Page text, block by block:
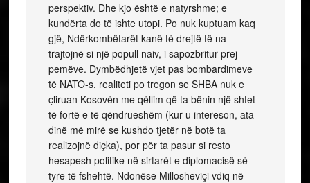
perspektiv. Dhe kjo është e natyrshme; e
kundërta do të ishte utopi. Po nuk kuptuam kaq
gjë, Ndërkombëtarët kanë të drejtë të na
trajtojnë si një popull naiv, i sapozbritur prej
pemëve. Dymbëdhjetë vjet pas bombardimeve
të NATO-s, realiteti po tregon se SHBA nuk e
çliruan Kosovën me qëllim që ta bënin një shtet
të fortë e të qëndrueshëm (kur u intereson, ata
dinë më mirë se kushdo tjetër në botë ta
realizojnë diçka), por për ta pasur si resto
hesapesh politike në sirtarët e diplomacisë së
tyre të fshehtë. Ndonëse Millosheviçi vdiq në